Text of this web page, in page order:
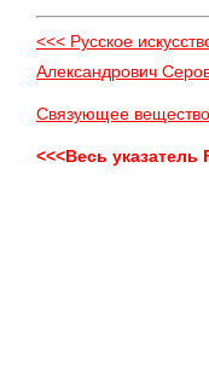
<<< Русское
Александрович
Связующее
<<<Весь указатель